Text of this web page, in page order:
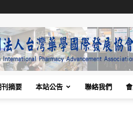
摘要 本站公告 聯絡我們